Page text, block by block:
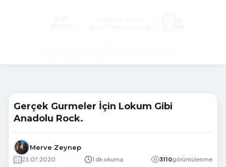
Gerçek Gurmeler İçin Lokum Gibi
Anadolu Rock.
Merve Zeynep
23.07.2020 1 dk okuma 3110görüntülenme